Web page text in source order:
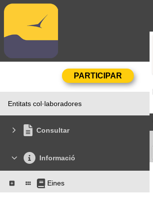
Entitats col·laboradores
Consultar
Informació
Eines